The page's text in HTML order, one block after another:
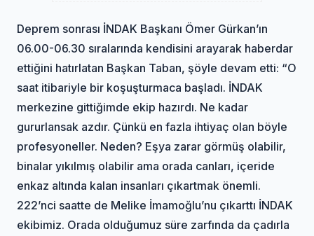
Deprem sonrası İNDAK Başkanı Ömer Gürkan’ın
06.00-06.30 sıralarında kendisini arayarak haberdar
ettiğini hatırlatan Başkan Taban, şöyle devam etti: “O
saat itibariyle bir koşuşturmaca başladı. İNDAK
merkezine gittiğimde ekip hazırdı. Ne kadar
gururlansak azdır. Çünkü en fazla ihtiyaç olan böyle
profesyoneller. Neden? Eşya zarar görmüş olabilir,
binalar yıkılmış olabilir ama orada canları, içeride
enkaz altında kalan insanları çıkartmak önemli.
222’nci saatte de Melike İmamoğlu’nu çıkarttı İNDAK
ekibimiz. Orada olduğumuz süre zarfında da çadırla